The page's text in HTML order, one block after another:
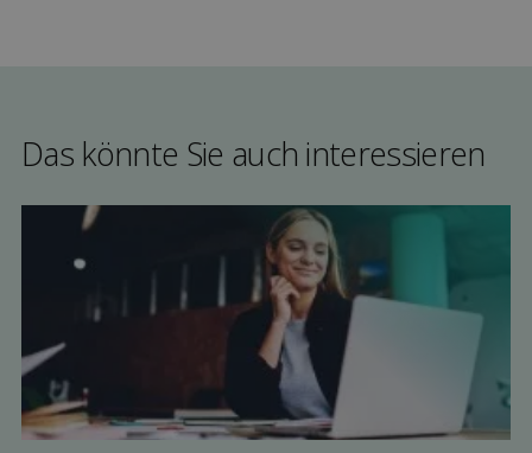
Das könnte Sie auch interessieren